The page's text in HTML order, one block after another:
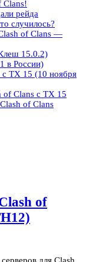
Clans!
рейда
случилось?
of Clans —
15.0.2)
в России)
с ТХ 15 (10 ноября
of Clans с ТХ 15
of Clans
of